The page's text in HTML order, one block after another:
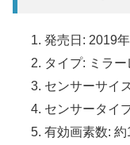
発売日: 2019年
タイプ: ミラ
センサーサイ
センサータイ
有効画素数: 約